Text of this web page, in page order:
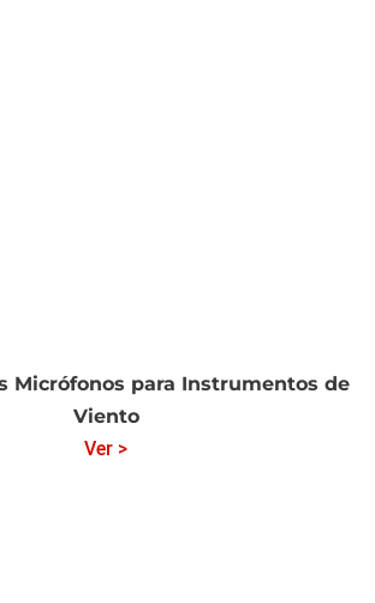
Micrófonos para Instrumentos de
Viento
Ver >